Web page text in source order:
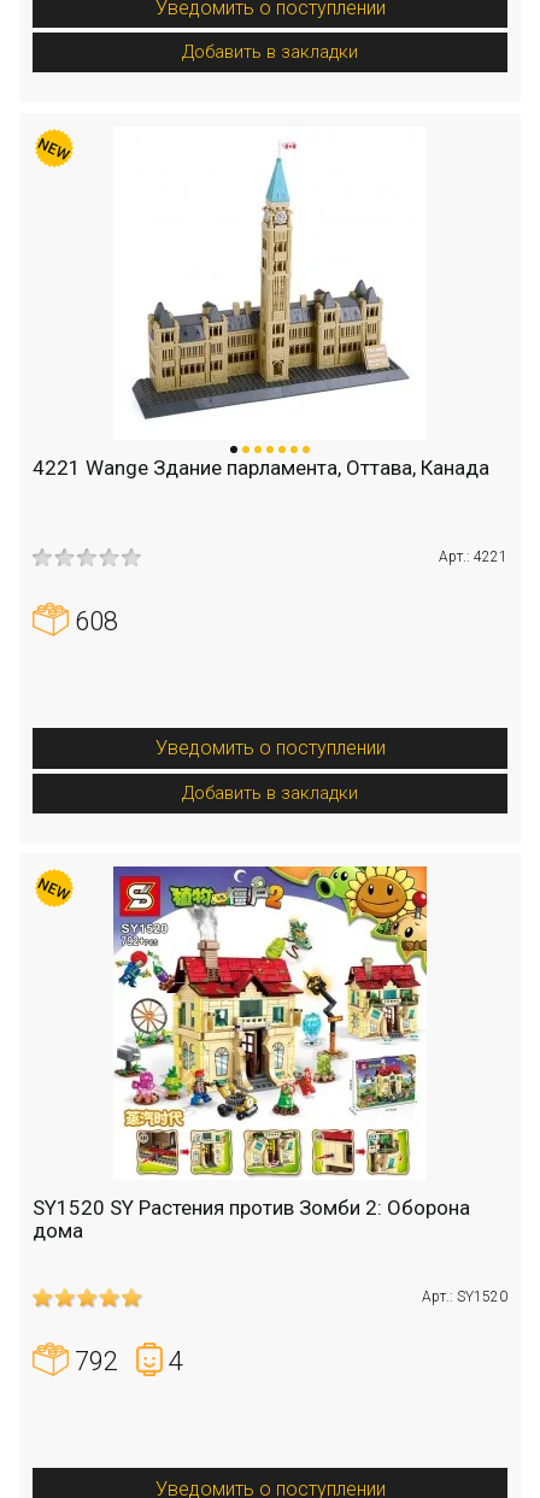
Уведомить о поступлении
Добавить в закладки
4221 Wange Здание парламента, Оттава, Канада
Арт.: 4221
608
Уведомить о поступлении
Добавить в закладки
SY1520 SY Растения против Зомби 2: Оборона
дома
Арт.: SY1520
792 4
Уведомить о поступлении